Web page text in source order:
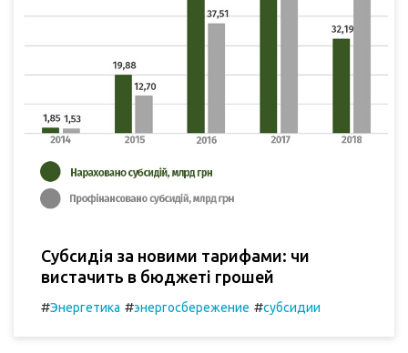
Субсидія за новими тарифами: чи
вистачить в бюджеті грошей
#Энергетика #энергосбережение #субсидии